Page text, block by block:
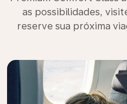
as possibilidades,
reserve sua próxima